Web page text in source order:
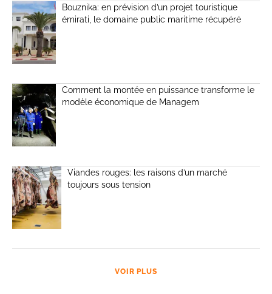
Bouznika: en prévision d’un projet touristique
émirati, le domaine public maritime récupéré
Comment la montée en puissance transforme le
modèle économique de Managem
Viandes rouges: les raisons d’un marché
toujours sous tension
VOIR PLUS